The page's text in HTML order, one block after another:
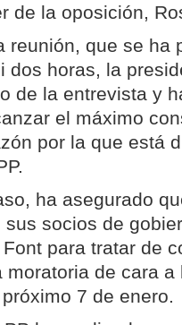
de la oposición,
reunión, que se ha
dos horas, la
de la entrevista y
el máximo
por la que está
ha asegurado
sus socios de
para tratar de
moratoria de cara a
7 de enero.